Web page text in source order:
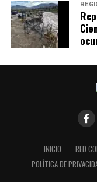
INICIO RED
POLÍTICA DE